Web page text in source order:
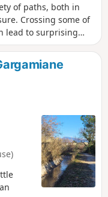
of paths, both in
Crossing some of
lead to surprising